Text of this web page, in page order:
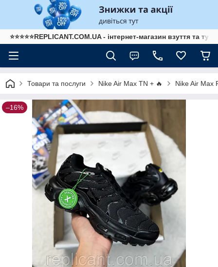
⭐⭐⭐⭐⭐REPLICANT.COM.UA - інтернет-магазин взуття та
Товари та послуги Nike Air Max TN + 🔥 Nike Air Max
–16%